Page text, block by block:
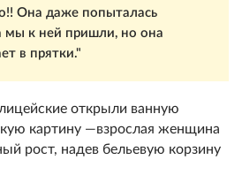
Она даже попыталась
мы к ней пришли, но она
в прятки."
открыли ванную
картину —взрослая женщина
рост, надев бельевую корзину